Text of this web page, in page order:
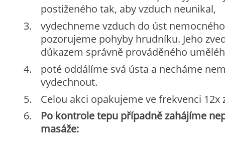
postiženého tak, aby vzduch neunikal,
vydechneme vzduch do úst
pozorujeme pohyby hrudníku. Jeho
důkazem správně prováděného
poté oddálíme svá ústa a necháme
vydechnout.
Celou akci opakujeme ve frekvenci 12x
Po kontrole tepu případně zahájíme
masáže: